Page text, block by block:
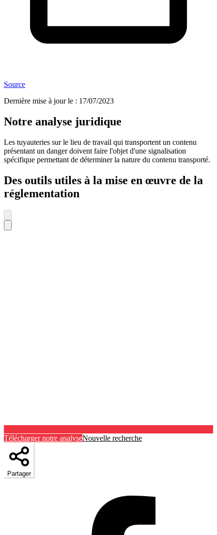
Source
Dernière mise à jour le : 17/07/2023
Notre analyse juridique
Les tuyauteries sur le lieu de travail qui transportent un contenu
présentant un danger doivent faire l'objet d'une signalisation
spécifique permettant de déterminer la nature du contenu transporté.
Des outils utiles à la mise en œuvre de la
réglementation
Télécharger notre analyseNouvelle recherche
Partager